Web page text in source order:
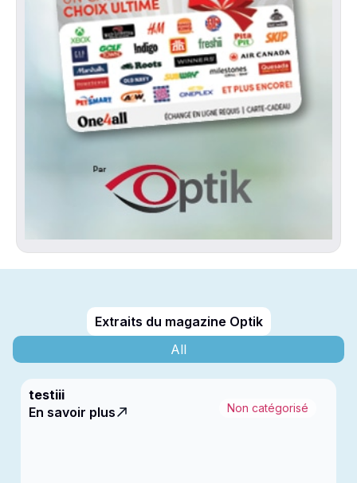
Extraits du magazine Optik
All
testiii
Non catégorisé
En savoir plus